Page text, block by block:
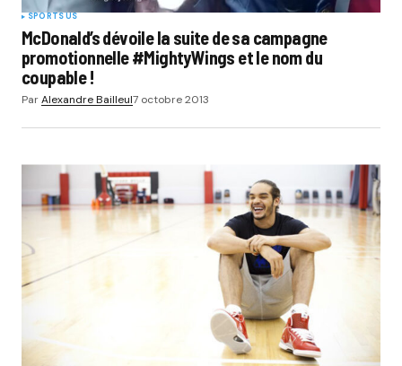
SPORTS US
McDonald’s dévoile la suite de sa campagne
promotionnelle #MightyWings et le nom du
coupable !
ParAlexandre Bailleul7 octobre 2013